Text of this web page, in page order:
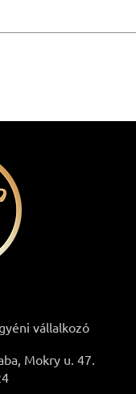
vállalkozó
Mokry u. 47.